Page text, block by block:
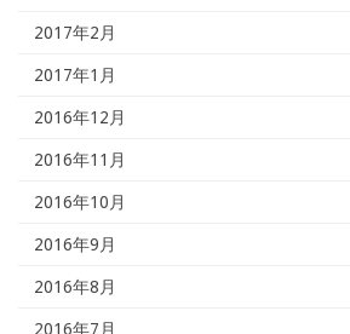
2017年2月
2017年1月
2016年12月
2016年11月
2016年10月
2016年9月
2016年8月
2016年7月